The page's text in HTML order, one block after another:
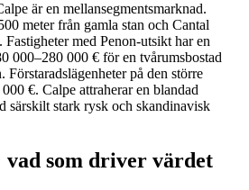
är en mellansegmentsmarknad.
meter från gamla stan och Cantal
med Penon-utsikt har en
000–280 000 € för en tvårumsbostad
på den större
€. Calpe attraherar en blandad
särskilt stark rysk och skandinavisk
vad som driver värdet